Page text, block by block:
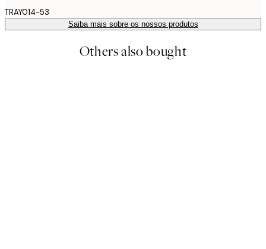
TRAY014-53
Saiba mais sobre os nossos produtos
Others also bought